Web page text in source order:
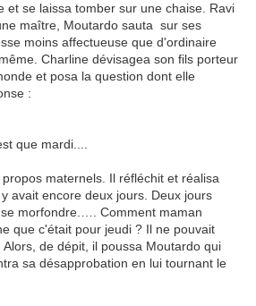
et se laissa tomber sur une chaise. Ravi
maître, Moutardo sauta sur ses
moins affectueuse que d'ordinaire
Charline dévisagea son fils porteur
et posa la question dont elle
:
que mardi....
maternels. Il réfléchit et réalisa
avait encore deux jours. Deux jours
morfondre.…. Comment maman
que c'était pour jeudi ? Il ne pouvait
de dépit, il poussa Moutardo qui
sa désapprobation en lui tournant le